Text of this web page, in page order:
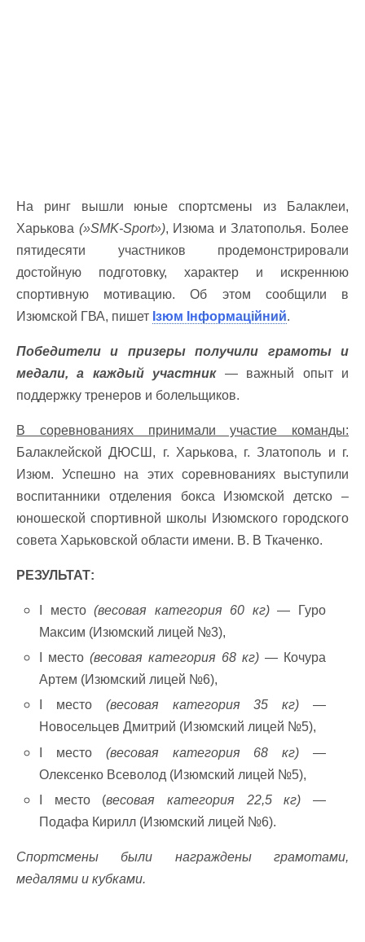
На ринг вышли юные спортсмены из Балаклеи,
Харькова (»SMK-Sport»), Изюма и Златополья. Более
пятидесяти участников продемонстрировали
достойную подготовку, характер и искреннюю
спортивную мотивацию. Об этом сообщили в
Изюмской ГВА, пишет Ізюм Інформаційний.
Победители и призеры получили грамоты и
медали, а каждый участник— важный опыт и
поддержку тренеров и болельщиков.
В соревнованиях принимали участие команды:
Балаклейской ДЮСШ, г. Харькова, г. Златополь и г.
Изюм. Успешно на этих соревнованиях выступили
воспитанники отделения бокса Изюмской детско –
юношеской спортивной школы Изюмского городского
совета Харьковской области имени. В. В Ткаченко.
РЕЗУЛЬТАТ:
I место(весовая категория 60 кг)— Гуро
Максим (Изюмский лицей №3),
I место (весовая категория 68 кг)— Кочура
Артем (Изюмский лицей №6),
I место (весовая категория 35 кг)—
Новосельцев Дмитрий (Изюмский лицей №5),
I место (весовая категория 68 кг)—
Олексенко Всеволод (Изюмский лицей №5),
I место (весовая категория 22,5 кг) —
Подафа Кирилл (Изюмский лицей №6).
Спортсмены были награждены грамотами,
медалями и кубками.